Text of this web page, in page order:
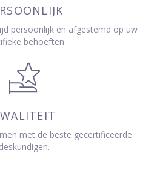
persoonlijk en afgestemd op uw
behoeften.
met de beste gecertificeerde
deskundigen.